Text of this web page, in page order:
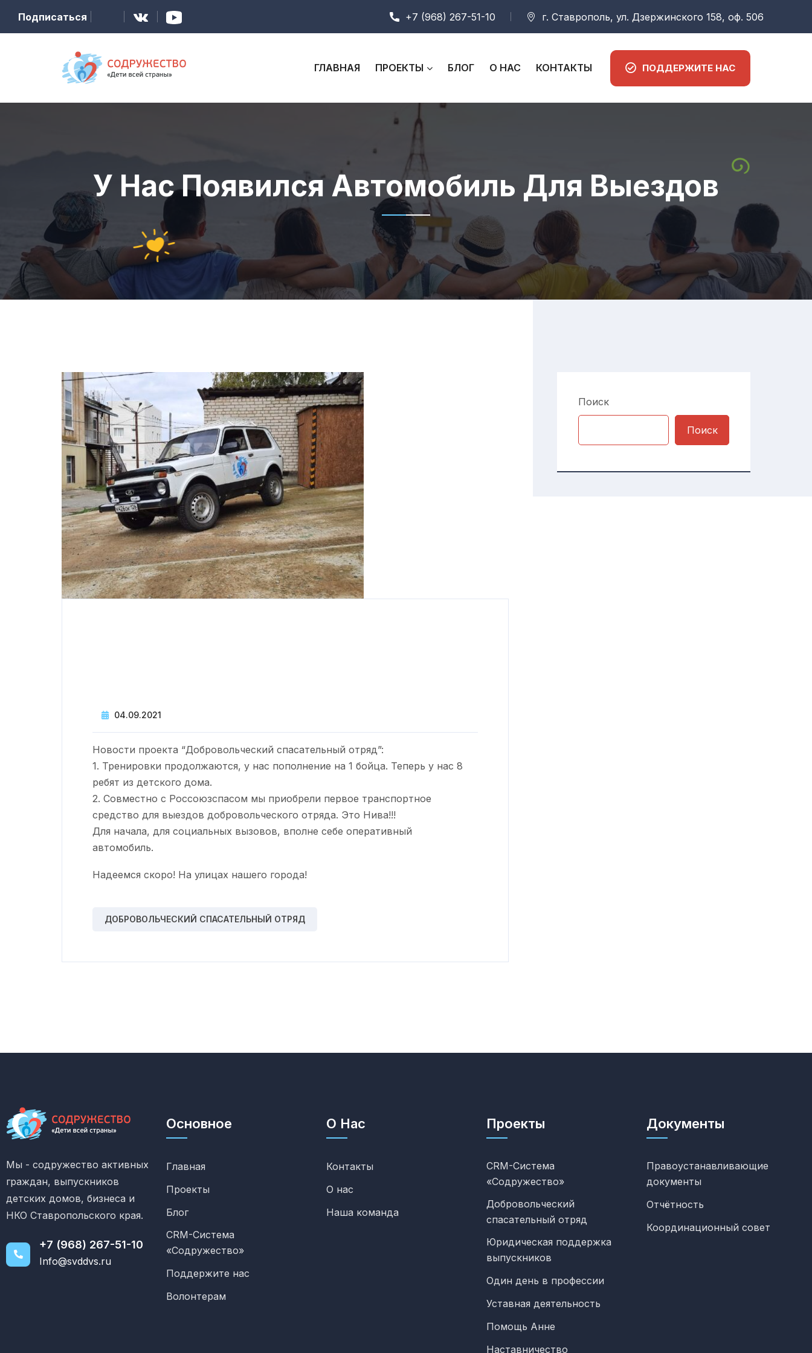
Подписаться +7 (968) 267-51-10 г. Ставрополь, ул. Дзержинского 158, оф. 506
ГЛАВНАЯ ПРОЕКТЫ БЛОГ О НАС КОНТАКТЫ ПОДДЕРЖИТЕ НАС
У Нас Появился Автомобиль Для Выездов
04.09.2021
Новости проекта “Добровольческий спасательный отряд”:
1. Тренировки продолжаются, у нас пополнение на 1 бойца. Теперь у нас 8
ребят из детского дома.
2. Совместно с Россоюзспасом мы приобрели первое транспортное
средство для выездов добровольческого отряда. Это Нива!!!
Для начала, для социальных вызовов, вполне себе оперативный
автомобиль.
Надеемся скоро! На улицах нашего города!
ДОБРОВОЛЬЧЕСКИЙ СПАСАТЕЛЬНЫЙ ОТРЯД
Поиск
Поиск
Мы - содружество активных
граждан, выпускников
детских домов, бизнеса и
НКО Ставропольского края.
+7 (968) 267-51-10
Info@svddvs.ru
Основное
Главная
Проекты
Блог
CRM-Система
«Содружество»
Поддержите нас
Волонтерам
О Нас
Контакты
О нас
Наша команда
Проекты
CRM-Система
«Содружество»
Добровольческий
спасательный отряд
Юридическая поддержка
выпускников
Один день в профессии
Уставная деятельность
Помощь Анне
Наставничество
Документы
Правоустанавливающие
документы
Отчётность
Координационный совет